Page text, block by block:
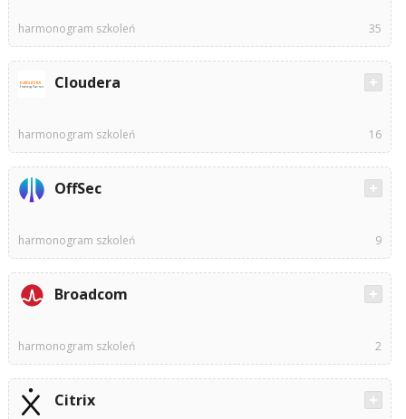
harmonogram szkoleń 35
Cloudera
harmonogram szkoleń 16
OffSec
harmonogram szkoleń 9
Broadcom
harmonogram szkoleń 2
Citrix